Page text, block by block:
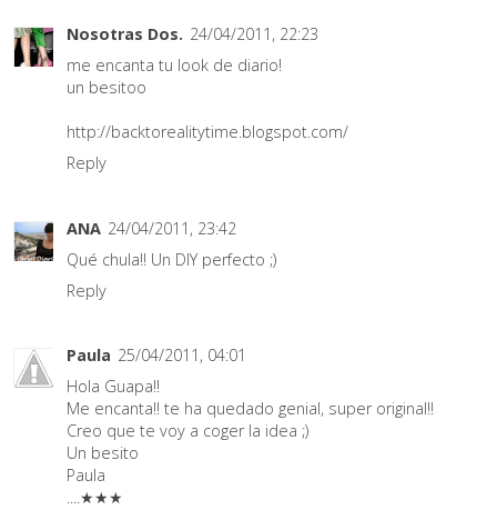
Nosotras Dos. 24/04/2011, 22:23
me encanta tu look de diario!
un besitoo
http://backtorealitytime.blogspot.com/
Reply
ANA 24/04/2011, 23:42
Qué chula!! Un DIY perfecto ;)
Reply
Paula 25/04/2011, 04:01
Hola Guapa!!
Me encanta!! te ha quedado genial, super original!!
Creo que te voy a coger la idea ;)
Un besito
Paula
....★★★